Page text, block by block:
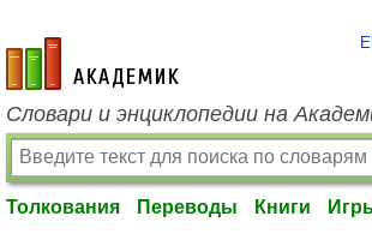
academic.ru
Словари и энциклопедии на
Толкования Переводы Книги